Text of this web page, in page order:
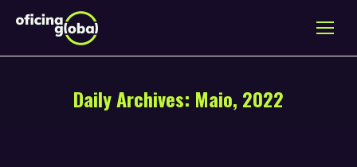
Daily Archives: Maio, 2022